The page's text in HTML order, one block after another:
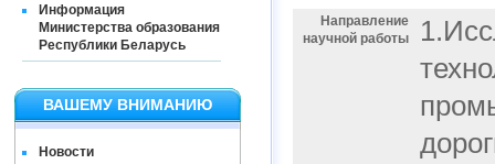
Информация
Министерства образования
Республики Беларусь
ВАШЕМУ ВНИМАНИЮ
Новости
Направление
научной работы